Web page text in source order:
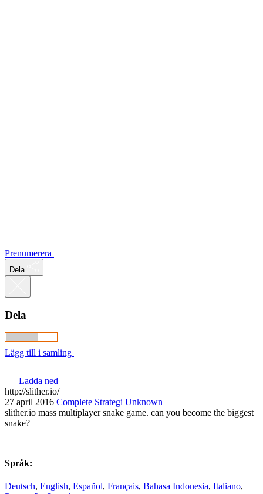
Prenumerera
Dela
Dela
Lägg till i samling
Ladda ned
http://slither.io/
27 april 2016 Complete Strategi Unknown
slither.io mass multiplayer snake game. can you become the biggest
snake?
Språk:
Deutsch, English, Español, Français, Bahasa Indonesia, Italiano,